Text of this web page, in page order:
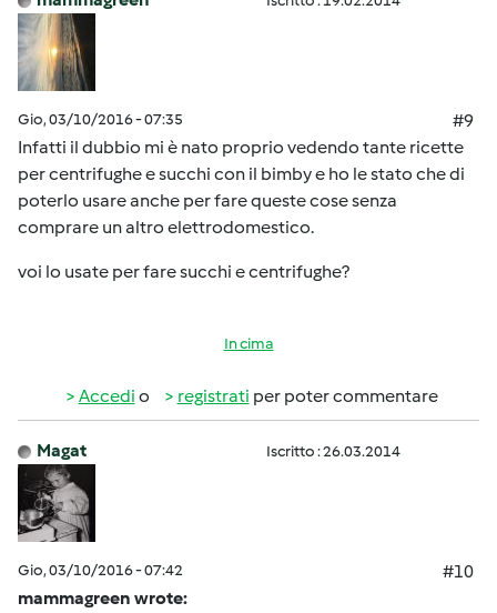
Gio, 03/10/2016 - 07:35
#9
Infatti il dubbio mi è nato proprio vedendo tante ricette
per centrifughe e succhi con il bimby e ho le stato che di
poterlo usare anche per fare queste cose senza
comprare un altro elettrodomestico.
voi lo usate per fare succhi e centrifughe?
In cima
Accedi o registrati per poter commentare
Magat Iscritto : 26.03.2014
Gio, 03/10/2016 - 07:42
#10
mammagreen wrote: